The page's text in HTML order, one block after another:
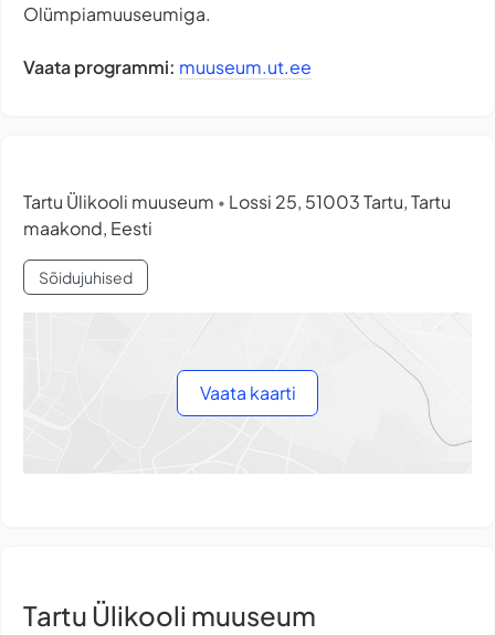
Olümpiamuuseumiga.
Vaata programmi: muuseum.ut.ee
Tartu Ülikooli muuseum • Lossi 25, 51003 Tartu, Tartu
maakond, Eesti
Sõidujuhised
Vaata kaarti
Tartu Ülikooli muuseum